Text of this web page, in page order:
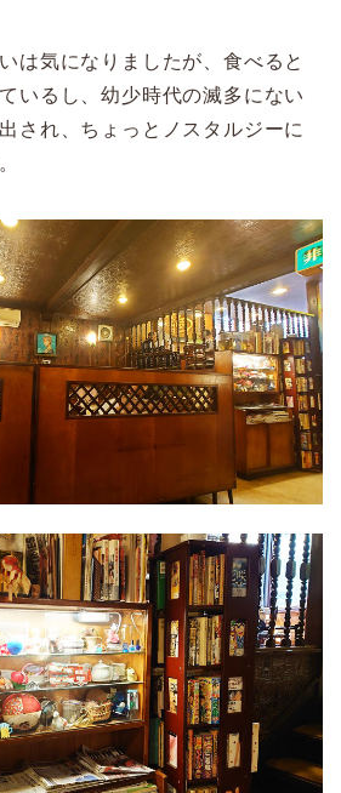
は気になりましたが、食べると
いるし、幼少時代の滅多にない
され、ちょっとノスタルジーに